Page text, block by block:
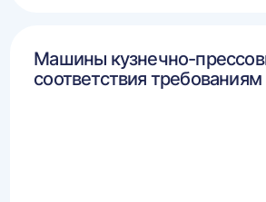
Машины кузнечно-
соответствия требованиям